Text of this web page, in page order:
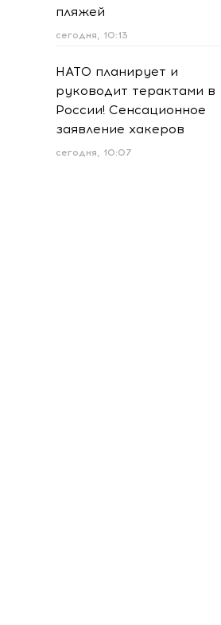
пляжей
сегодня, 10:13
НАТО планирует и
руководит терактами в
России! Сенсационное
заявление хакеров
сегодня, 10:07